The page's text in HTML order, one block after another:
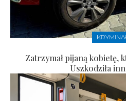
Zatrzymał pijaną kobietę,
Uszkodziła